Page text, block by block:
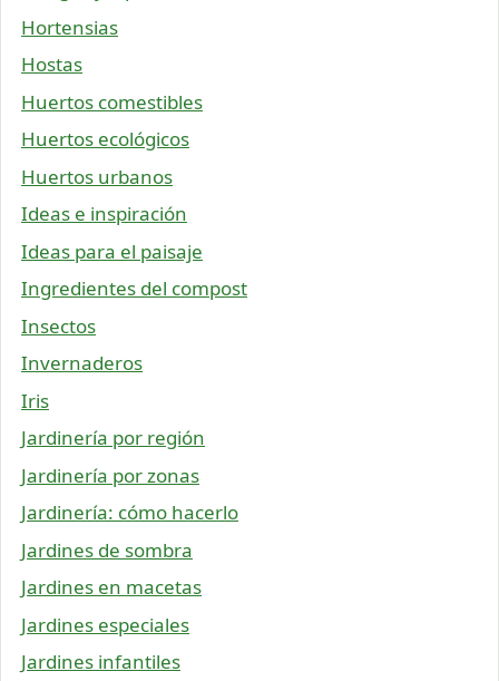
Hortensias
Hostas
Huertos comestibles
Huertos ecológicos
Huertos urbanos
Ideas e inspiración
Ideas para el paisaje
Ingredientes del compost
Insectos
Invernaderos
Iris
Jardinería por región
Jardinería por zonas
Jardinería: cómo hacerlo
Jardines de sombra
Jardines en macetas
Jardines especiales
Jardines infantiles